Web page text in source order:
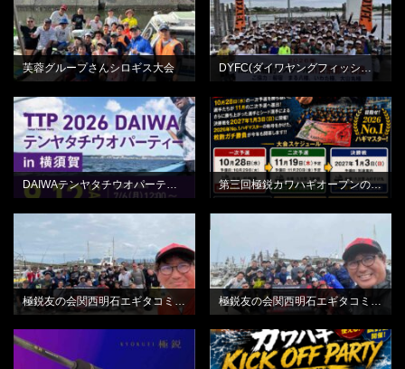
芙蓉グループさんシロギス大会 DYFC(ダイワヤングフィッシングクラブ)平和島
BLOG
DAIWAテンヤタチウオパーティーin横須賀
BLOG
第三回極鋭カワハギオープンのご案内
BLOG BLOG